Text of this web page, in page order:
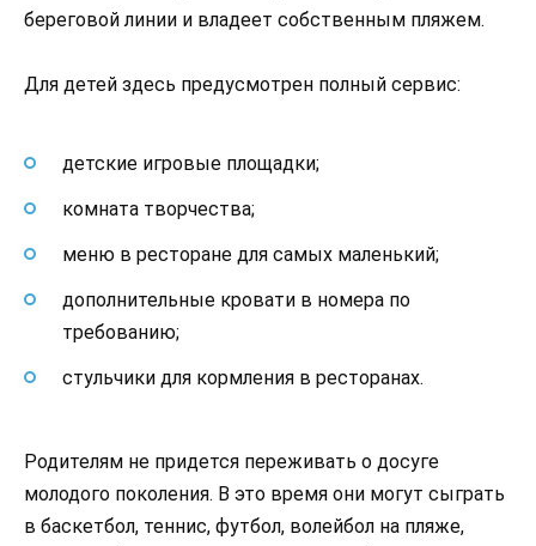
береговой линии и владеет собственным пляжем.
Для детей здесь предусмотрен полный сервис:
детские игровые площадки;
комната творчества;
меню в ресторане для самых маленький;
дополнительные кровати в номера по
требованию;
стульчики для кормления в ресторанах.
Родителям не придется переживать о досуге
молодого поколения. В это время они могут сыграть
в баскетбол, теннис, футбол, волейбол на пляже,